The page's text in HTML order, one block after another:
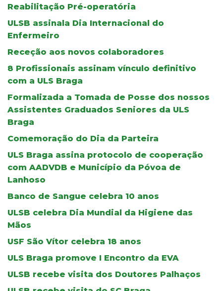
Reabilitação Pré-operatória
ULSB assinala Dia Internacional do
Enfermeiro
Receção aos novos colaboradores
8 Profissionais assinam vínculo definitivo
com a ULS Braga
Formalizada a Tomada de Posse dos nossos
Assistentes Graduados Seniores da ULS
Braga
Comemoração do Dia da Parteira
ULS Braga assina protocolo de cooperação
com AADVDB e Município da Póvoa de
Lanhoso
Banco de Sangue celebra 10 anos
ULSB celebra Dia Mundial da Higiene das
Mãos
USF São Vítor celebra 18 anos
ULS Braga promove I Encontro da EVA
ULSB recebe visita dos Doutores Palhaços